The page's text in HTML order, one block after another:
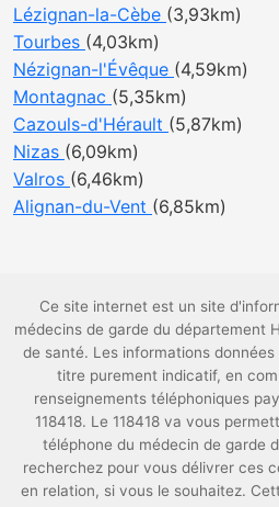
Lézignan-la-Cèbe (3,93km)
Tourbes (4,03km)
Nézignan-l'Évêque (4,59km)
Montagnac (5,35km)
Cazouls-d'Hérault (5,87km)
Nizas (6,09km)
Valros (6,46km)
Alignan-du-Vent (6,85km)
Ce site internet est un site
médecins de garde du département
de santé. Les informations
titre purement indicatif, en
renseignements téléphoniques
118418. Le 118418 va vous
téléphone du médecin de garde
recherchez pour vous délivrer ces
en relation, si vous le souhaitez.